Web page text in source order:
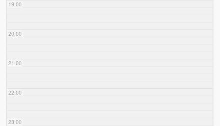
19:00
20:00
21:00
22:00
23:00